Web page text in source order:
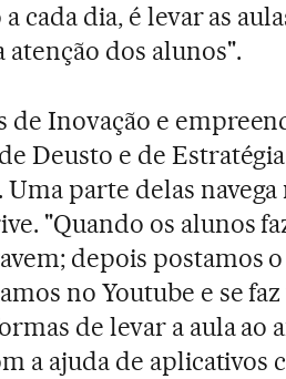
cada dia, é levar as
dos alunos".
de Inovação e
Deusto e de
. Uma parte delas
"Quando os alunos
depois postamos
no Youtube e se
de levar a aula ao
a ajuda de aplicativos